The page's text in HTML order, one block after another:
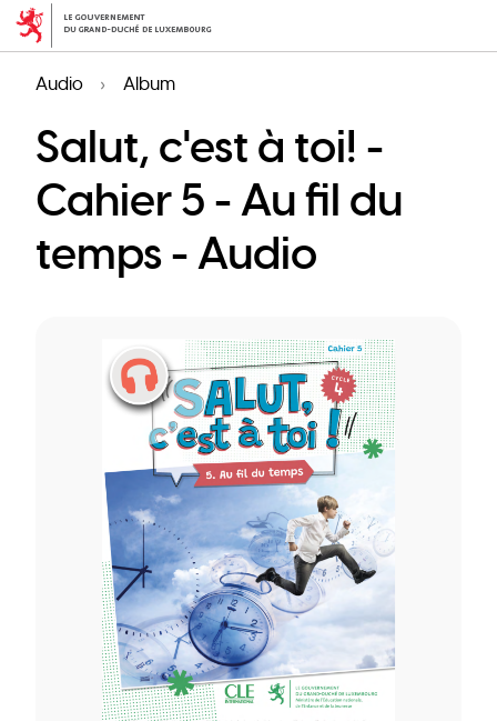
Skip
content
Audio Album
Salut, c'est à toi! -
Cahier 5 - Au fil du
temps - Audio